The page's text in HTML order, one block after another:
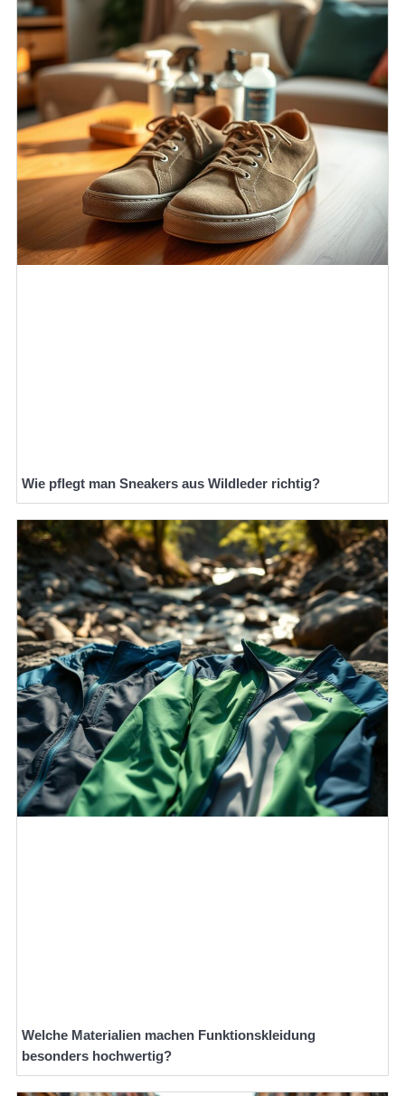
Wie pflegt man Sneakers aus Wildleder richtig?
Welche Materialien machen Funktionskleidung
besonders hochwertig?